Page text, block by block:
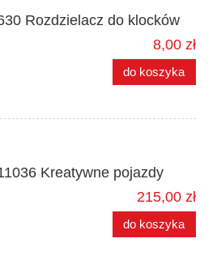
Rozdzielacz do klocków
8,00 zł
do koszyka
Kreatywne pojazdy
215,00 zł
do koszyka